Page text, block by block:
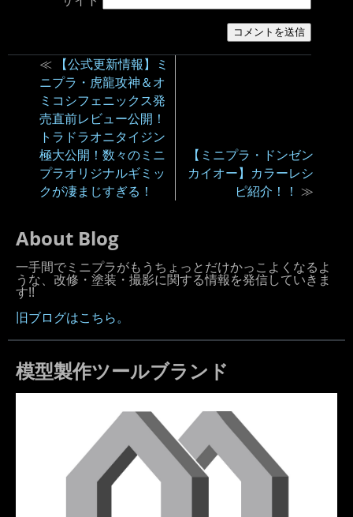
≪
【公式更新情報】ミ
ニプラ・虎龍攻神＆オ
ミコシフェニックス発
売直前レビュー公開！
トラドラオニタイジン
極大公開！数々のミニ
プラオリジナルギミッ
クが凄まじすぎる！
【ミニプラ・ドンゼン
カイオー】カラーレシ
ピ紹介！！ ≫
About Blog
一手間でミニプラがもうちょっとだけかっこよくなるよ
うな、改修・塗装・撮影に関する情報を発信していきま
す!!
旧ブログはこちら。
模型製作ツールブランド